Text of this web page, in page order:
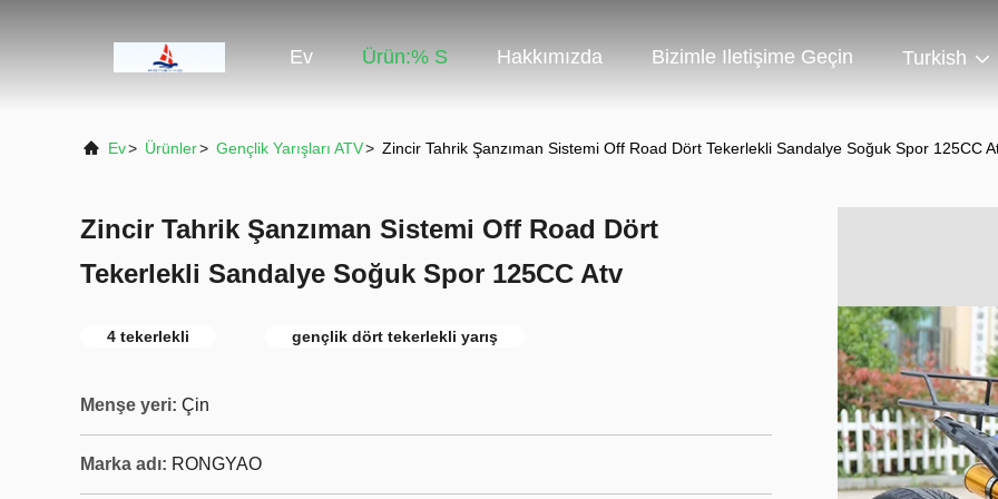
Ev Ürün:% S Hakkımızda Bizimle Iletişime Geçin Turkish
Ev> Ürünler> Gençlik Yarışları ATV> Zincir Tahrik Şanzıman Sistemi Off Road Dört Tekerlekli Sandalye Soğuk Spor 125CC
Zincir Tahrik Şanzıman Sistemi Off Road Dört
Tekerlekli Sandalye Soğuk Spor 125CC Atv
4 tekerlekli gençlik dört tekerlekli yarış
Menşe yeri: Çin
Marka adı: RONGYAO